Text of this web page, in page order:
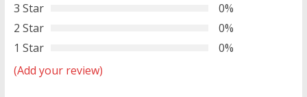
3 Star
0%
2 Star
0%
1 Star
0%
(Add your review)